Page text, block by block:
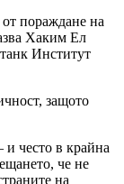
пораждане на
Хаким Ел
Институт
защото
и често в крайна
че не
на